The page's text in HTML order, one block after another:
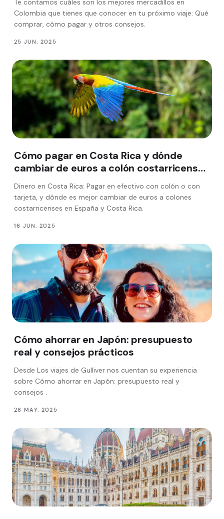
Te contamos cuáles son los mejores mercadillos en
Colombia que tienes que conocer en tu próximo viaje: Qué
comprar, cómo pagar y otros consejos.
25 JUN. 2025
Cómo pagar en Costa Rica y dónde
cambiar de euros a colón costarricense
en España
Dinero en Costa Rica: Pagar en efectivo con colón o con
tarjeta, y dónde es mejor cambiar de euros a colones
costarricenses en España y Costa Rica.
16 JUN. 2025
Cómo ahorrar en Japón: presupuesto
real y consejos prácticos
Desde Los viajes de Gulliver nos cuentan su experiencia
sobre Cómo ahorrar en Japón: presupuesto real y
consejos .
28 MAY. 2025